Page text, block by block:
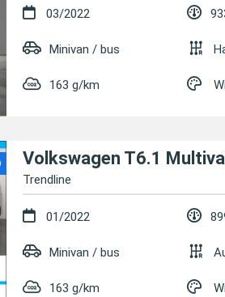
03/2022
Minivan / bus
163 g/km
Volkswagen T6.1
Trendline
01/2022
Minivan / bus
163 g/km